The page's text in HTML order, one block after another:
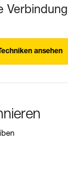
ansehen